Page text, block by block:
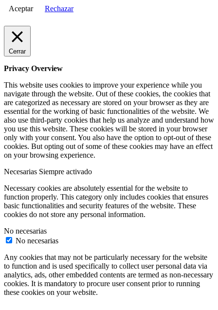
Aceptar Rechazar
Cerrar
Privacy Overview
This website uses cookies to improve your experience while you
navigate through the website. Out of these cookies, the cookies that
are categorized as necessary are stored on your browser as they are
essential for the working of basic functionalities of the website. We
also use third-party cookies that help us analyze and understand how
you use this website. These cookies will be stored in your browser
only with your consent. You also have the option to opt-out of these
cookies. But opting out of some of these cookies may have an effect
on your browsing experience.
Necesarias Siempre activado
Necessary cookies are absolutely essential for the website to
function properly. This category only includes cookies that ensures
basic functionalities and security features of the website. These
cookies do not store any personal information.
No necesarias
No necesarias
Any cookies that may not be particularly necessary for the website
to function and is used specifically to collect user personal data via
analytics, ads, other embedded contents are termed as non-necessary
cookies. It is mandatory to procure user consent prior to running
these cookies on your website.